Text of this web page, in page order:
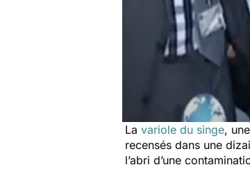
La variole du singe,
recensés dans une
l’abri d’une